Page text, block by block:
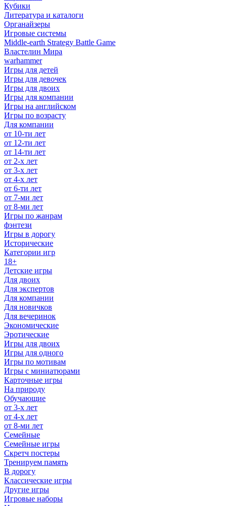
Кубики
Литература и каталоги
Органайзеры
Игровые системы
Middle-earth Strategy Battle Game
Властелин Мира
warhammer
Игры для детей
Игры для девочек
Игры для двоих
Игры для компании
Игры на английском
Игры по возрасту
Для компании
от 10-ти лет
от 12-ти лет
от 14-ти лет
от 2-х лет
от 3-х лет
от 4-х лет
от 6-ти лет
от 7-ми лет
от 8-ми лет
Игры по жанрам
фэнтези
Игры в дорогу
Исторические
Категории игр
18+
Детские игры
Для двоих
Для экспертов
Для компании
Для новичков
Для вечеринок
Экономические
Эротические
Игры для двоих
Игры для одного
Игры по мотивам
Игры с миниатюрами
Карточные игры
На природу
Обучающие
от 3-х лет
от 4-х лет
от 8-ми лет
Семейные
Семейные игры
Скретч постеры
Тренируем память
В дорогу
Классические игры
Другие игры
Игровые наборы